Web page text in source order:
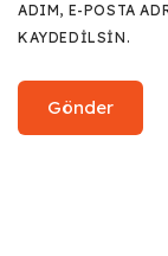
ADIM, E-POSTA
KAYDEDILSIN.